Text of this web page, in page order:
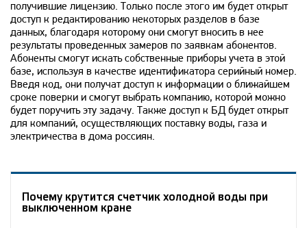
получившие лицензию. Только после этого им будет открыт
доступ к редактированию некоторых разделов в базе
данных, благодаря которому они смогут вносить в нее
результаты проведенных замеров по заявкам абонентов.
Абоненты смогут искать собственные приборы учета в этой
базе, используя в качестве идентификатора серийный номер.
Введя код, они получат доступ к информации о ближайшем
сроке поверки и смогут выбрать компанию, которой можно
будет поручить эту задачу. Также доступ к БД будет открыт
для компаний, осуществляющих поставку воды, газа и
электричества в дома россиян.
Почему крутится счетчик холодной воды при
выключенном кране